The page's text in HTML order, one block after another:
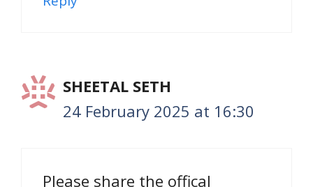
SHEETAL SETH
24 February 2025 at 16:30
Please share the offical